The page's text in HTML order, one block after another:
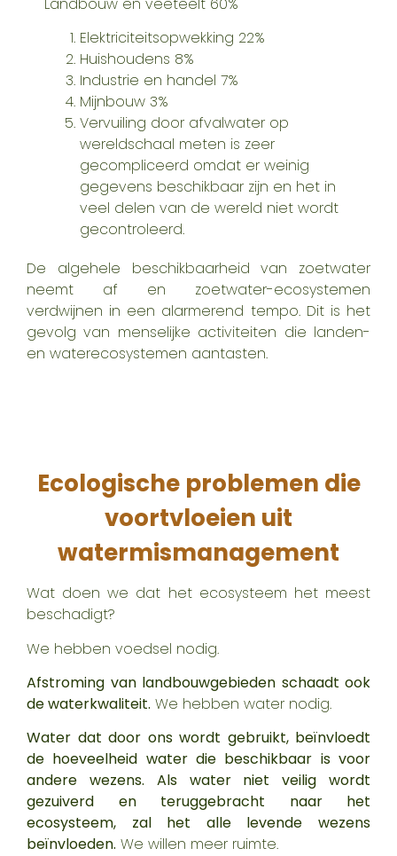
Elektriciteitsopwekking 22%
Huishoudens 8%
Industrie en handel 7%
Mijnbouw 3%
Vervuiling door afvalwater op
wereldschaal meten is zeer
gecompliceerd omdat er weinig
gegevens beschikbaar zijn en het in
veel delen van de wereld niet wordt
gecontroleerd.
De algehele beschikbaarheid van zoetwater
neemt af en zoetwater-ecosystemen
verdwijnen in een alarmerend tempo. Dit is het
gevolg van menselijke activiteiten die landen-
en waterecosystemen aantasten.
Ecologische problemen die
voortvloeien uit
watermismanagement
Wat doen we dat het ecosysteem het meest
beschadigt?
We hebben voedsel nodig.
Afstroming van landbouwgebieden schaadt ook
de waterkwaliteit. We hebben water nodig.
Water dat door ons wordt gebruikt, beïnvloedt
de hoeveelheid water die beschikbaar is voor
andere wezens. Als water niet veilig wordt
gezuiverd en teruggebracht naar het
ecosysteem, zal het alle levende wezens
beïnvloeden. We willen meer ruimte.